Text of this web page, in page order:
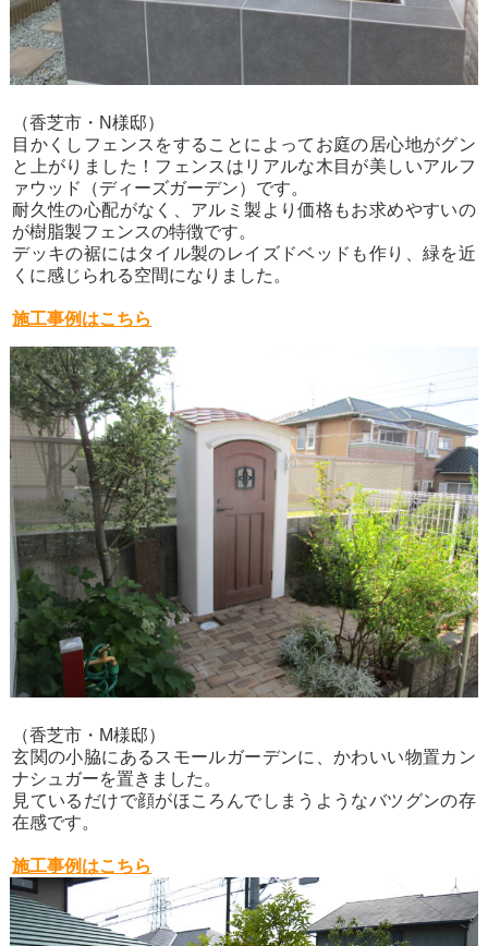
（香芝市・N様邸）
目かくしフェンスをすることによってお庭の居心地がグン
と上がりました！フェンスはリアルな木目が美しいアルフ
ァウッド（ディーズガーデン）です。
耐久性の心配がなく、アルミ製より価格もお求めやすいの
が樹脂製フェンスの特徴です。
デッキの裾にはタイル製のレイズドベッドも作り、緑を近
くに感じられる空間になりました。
施工事例はこちら
（香芝市・M様邸）
玄関の小脇にあるスモールガーデンに、かわいい物置カン
ナシュガーを置きました。
見ているだけで顔がほころんでしまうようなバツグンの存
在感です。
施工事例はこちら